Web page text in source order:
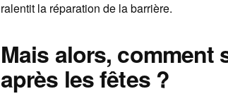
ralentit la réparation de la barrière.
Mais alors, comment
après les fêtes ?